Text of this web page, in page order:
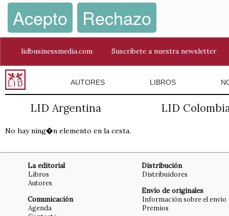
Acepto Rechazo
lidbusinessmedia.com Suscríbete a nuestra newsletter
AUTORES LIBROS
LID Argentina LID
No hay ning�n elemento en la cesta.
La editorial
Libros
Autores
Comunicación
Agenda
Distribución
Distribuidores
Envío de originales
Información sobre el envío
Premios